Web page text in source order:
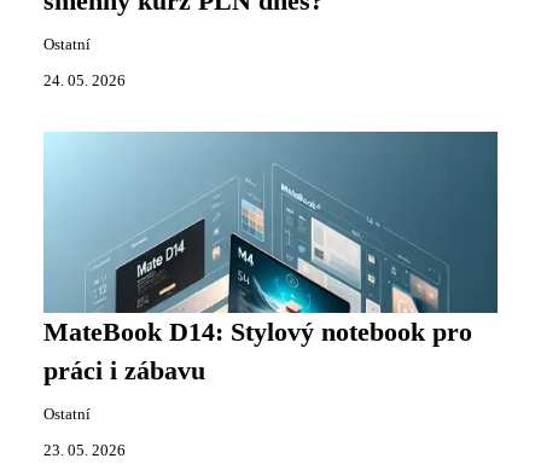
Ostatní
24. 05. 2026
MateBook D14: Stylový notebook pro
práci i zábavu
Ostatní
23. 05. 2026